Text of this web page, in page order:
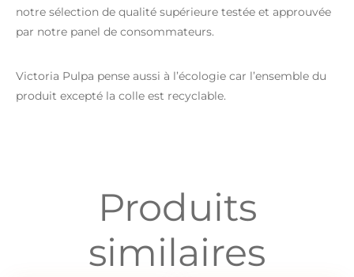
notre sélection de qualité supérieure testée et approuvée
par notre panel de consommateurs.
Victoria Pulpa pense aussi à l’écologie car l’ensemble du
produit excepté la colle est recyclable.
Produits
similaires